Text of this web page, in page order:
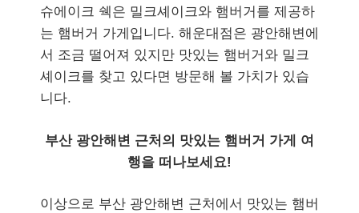
슈에이크 쉑은 밀크셰이크와 햄버거를 제공하
는 햄버거 가게입니다. 해운대점은 광안해변에
서 조금 떨어져 있지만 맛있는 햄버거와 밀크
셰이크를 찾고 있다면 방문해 볼 가치가 있습
니다.
부산 광안해변 근처의 맛있는 햄버거 가게 여
행을 떠나보세요!
이상으로 부산 광안해변 근처에서 맛있는 햄버